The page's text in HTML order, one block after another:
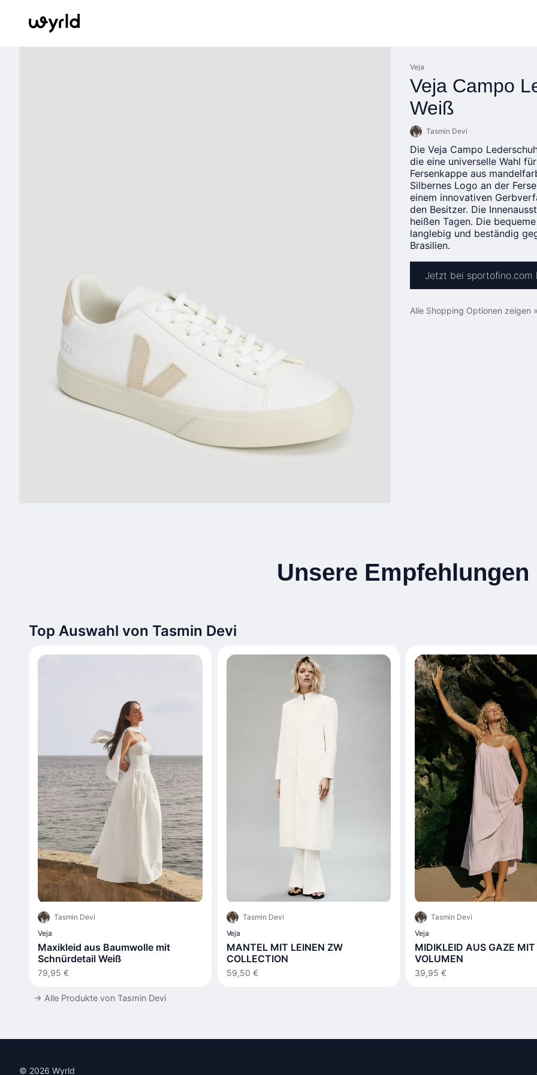
Veja
Veja Campo
Weiß
Tasmin Devi
Die Veja Campo
die eine universelle Wahl
Fersenkappe aus
Silbernes Logo an der
einem innovativen
den Besitzer. Die
heißen Tagen. Die
langlebig und beständig
Brasilien.
Jetzt bei sportofino.com
Alle Shopping Optionen zeigen »
Unsere Empfehlungen
Top Auswahl von Tasmin Devi
Tasmin Devi
Veja
Maxikleid aus Baumwolle mit
Schnürdetail Weiß
79,95 €
Tasmin Devi
Veja
MANTEL MIT LEINEN ZW
COLLECTION
59,50 €
Tasmin Devi
Veja
MIDIKLEID AUS GAZE MIT
VOLUMEN
39,95 €
→ Alle Produkte von Tasmin Devi
© 2026 Wyrld